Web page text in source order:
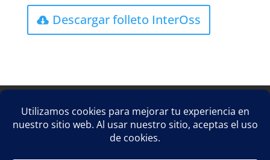
Descargar folleto InterOss
Aviso Legal
Política de privacidad
Política de cookies
Suscríbete a CJ Distribuciones